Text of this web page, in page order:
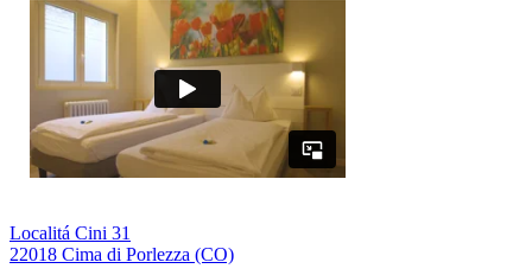
Localitá Cini 31
22018 Cima di Porlezza (CO)